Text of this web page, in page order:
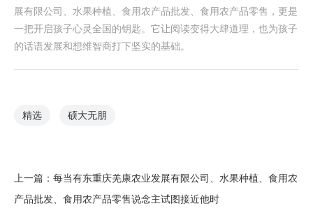
展有限公司、水果种植、食用农产品批发、食用农产品零售，更是
一把开启孩子心灵全国的钥匙。它让阅读变得大肆道理，也为孩子
的话语发展和想维智商打下坚实的基础。
精选 硕大无朋
上一篇： 每当有东重庆羌康农业发展有限公司、水果种植、食用农
产品批发、食用农产品零售说念主试图接近他时